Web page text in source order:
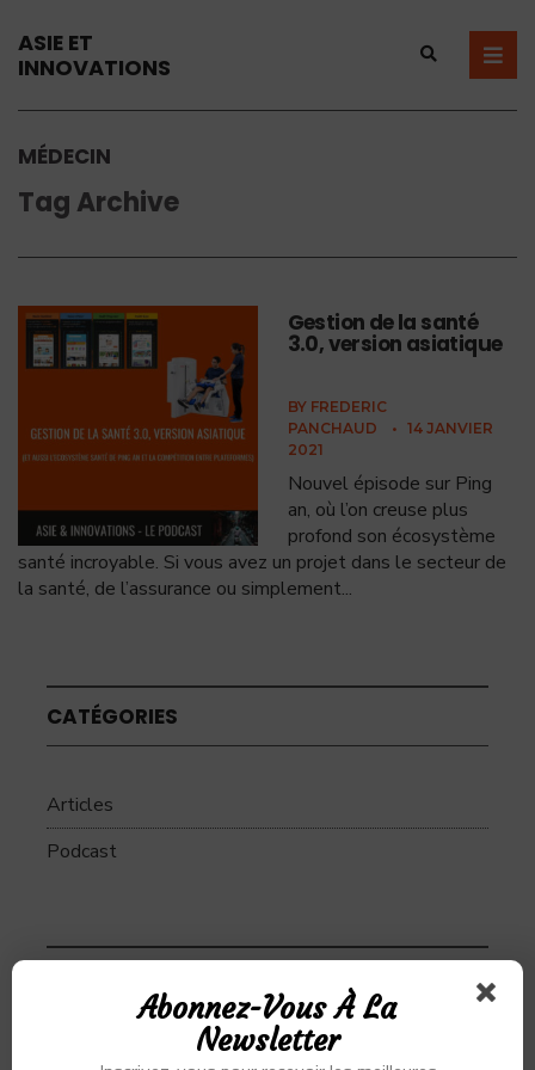
ASIE ET
INNOVATIONS
MÉDECIN
Tag Archive
Gestion de la santé
3.0, version asiatique
BY FREDERIC
PANCHAUD
• 14 JANVIER
2021
Nouvel épisode sur Ping
an, où l’on creuse plus
profond son écosystème
santé incroyable. Si vous avez un projet dans le secteur de
la santé, de l’assurance ou simplement...
CATÉGORIES
Articles
Podcast
Alihealth Alipay ant
Abonnez-Vous À La
Newsletter